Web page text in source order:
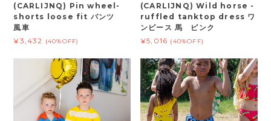
(CARLIJNQ) Pin wheel-
shorts loose fit パンツ
風車
¥3,432
(40%OFF)
(CARLIJNQ) Wild horse -
ruffled tanktop dress ワ
ンピース 馬 ピンク
¥5,016 (40%OFF)